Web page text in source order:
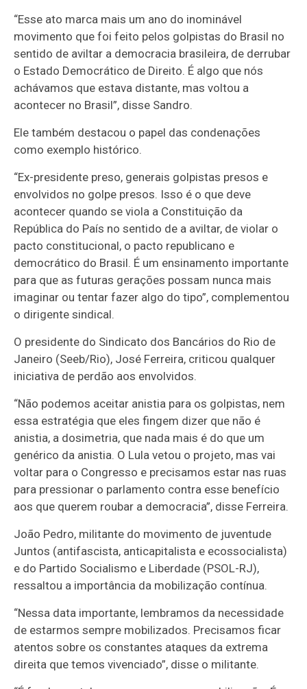
“Esse ato marca mais um ano do inominável
movimento que foi feito pelos golpistas do Brasil no
sentido de aviltar a democracia brasileira, de derrubar
o Estado Democrático de Direito. É algo que nós
achávamos que estava distante, mas voltou a
acontecer no Brasil”, disse Sandro.
Ele também destacou o papel das condenações
como exemplo histórico.
“Ex-presidente preso, generais golpistas presos e
envolvidos no golpe presos. Isso é o que deve
acontecer quando se viola a Constituição da
República do País no sentido de a aviltar, de violar o
pacto constitucional, o pacto republicano e
democrático do Brasil. É um ensinamento importante
para que as futuras gerações possam nunca mais
imaginar ou tentar fazer algo do tipo”, complementou
o dirigente sindical.
O presidente do Sindicato dos Bancários do Rio de
Janeiro (Seeb/Rio), José Ferreira, criticou qualquer
iniciativa de perdão aos envolvidos.
“Não podemos aceitar anistia para os golpistas, nem
essa estratégia que eles fingem dizer que não é
anistia, a dosimetria, que nada mais é do que um
genérico da anistia. O Lula vetou o projeto, mas vai
voltar para o Congresso e precisamos estar nas ruas
para pressionar o parlamento contra esse benefício
aos que querem roubar a democracia”, disse Ferreira.
João Pedro, militante do movimento de juventude
Juntos (antifascista, anticapitalista e ecossocialista)
e do Partido Socialismo e Liberdade (PSOL-RJ),
ressaltou a importância da mobilização contínua.
“Nessa data importante, lembramos da necessidade
de estarmos sempre mobilizados. Precisamos ficar
atentos sobre os constantes ataques da extrema
direita que temos vivenciado”, disse o militante.